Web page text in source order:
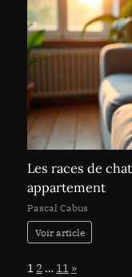
Les races de
appartement
Pascal Cabus
Voir article
Page:
1 2 … 11 Next
»